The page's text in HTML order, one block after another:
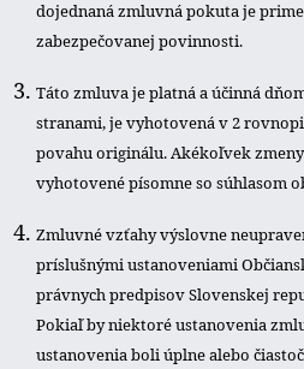
dojednaná zmluvná pokuta je
zabezpečovanej povinnosti.
Táto zmluva je platná a účinná
stranami, je vyhotovená v 2
povahu originálu. Akékoľvek
vyhotovené písomne so súhlasom
Zmluvné vzťahy výslovne
príslušnými ustanoveniami
právnych predpisov Slovenskej
Pokiaľ by niektoré ustanovenia
ustanovenia boli úplne alebo